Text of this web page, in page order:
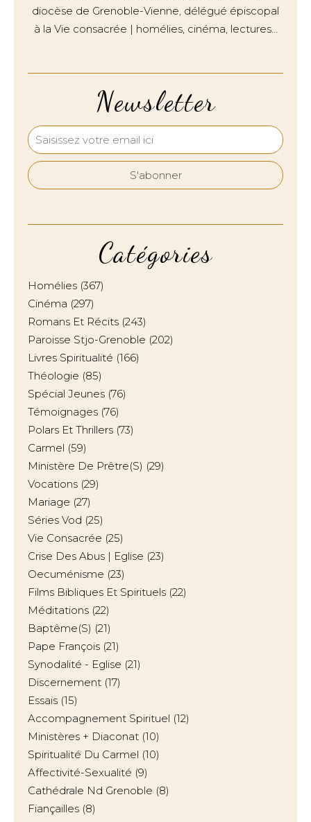
Newsletter
Catégories
Homélies (367)
Cinéma (297)
Romans Et Récits (243)
Paroisse Stjo-Grenoble (202)
Livres Spiritualité (166)
Théologie (85)
Spécial Jeunes (76)
Témoignages (76)
Polars Et Thrillers (73)
Carmel (59)
Ministère De Prêtre(s) (29)
Vocations (29)
Mariage (27)
Séries Vod (25)
Vie Consacrée (25)
Crise Des Abus | Eglise (23)
Oecuménisme (23)
Films Bibliques Et Spirituels (22)
Méditations (22)
Baptême(s) (21)
Pape François (21)
Synodalité - Eglise (21)
Discernement (17)
Essais (15)
Accompagnement Spirituel (12)
Ministères + Diaconat (10)
Spiritualité Du Carmel (10)
Affectivité-Sexualité (9)
Cathédrale Nd Grenoble (8)
Fiançailles (8)
diocèse de Grenoble-Vienne, délégué épiscopal
à la Vie consacrée | homélies, cinéma, lectures…